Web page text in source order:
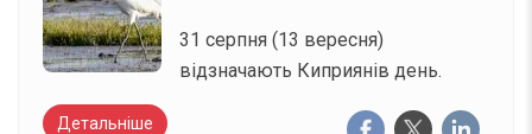
31 серпня (13 вересня)
відзначають Киприянів день.
Детальніше